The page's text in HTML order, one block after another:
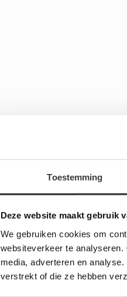
Toestemming
Deze website maakt gebruik
We gebruiken cookies om
websiteverkeer te
media, adverteren en
verstrekt of die ze hebben